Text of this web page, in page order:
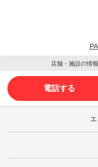
店舗・施設の情
電話する